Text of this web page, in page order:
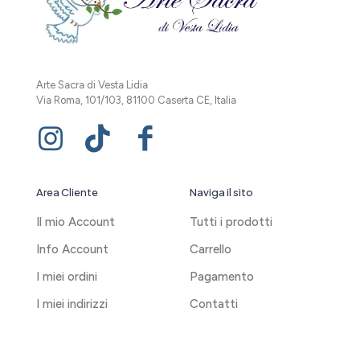
Arte Sacra di Vesta Lidia
Via Roma, 101/103, 81100 Caserta CE, Italia
Area Cliente
Il mio Account
Info Account
I miei ordini
I miei indirizzi
Naviga il sito
Tutti i prodotti
Carrello
Pagamento
Contatti